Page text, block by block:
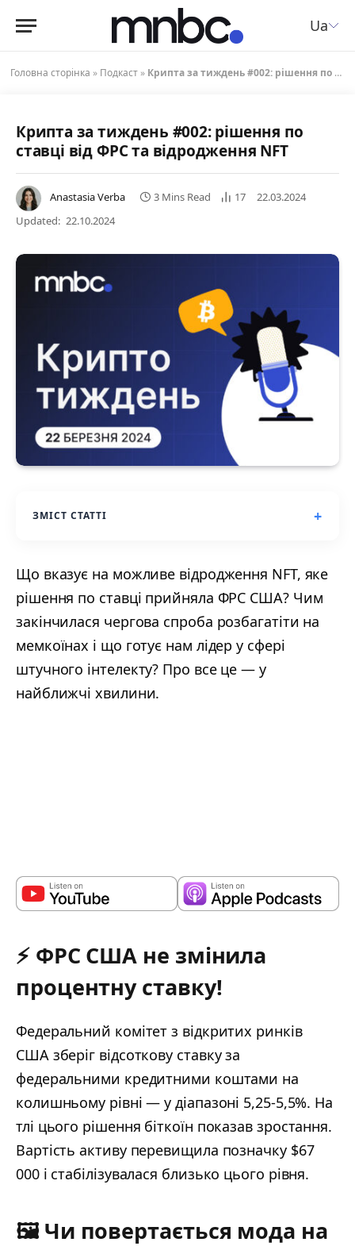
Ua
Головна сторінка » Подкаст » Крипта за тиждень #002: рішення по ставці від ФРС та відродження NFT
Крипта за тиждень #002: рішення по
ставці від ФРС та відродження NFT
Anastasia Verba 3 Mins Read 17
22.03.2024
Updated: 22.10.2024
ЗМІСТ СТАТТІ
Що вказує на можливе відродження NFT, яке
рішення по ставці прийняла ФРС США? Чим
закінчилася чергова спроба розбагатіти на
мемкоїнах і що готує нам лідер у сфері
штучного інтелекту? Про все це — у
найближчі хвилини.
⚡️ ФРС США не змінила
процентну ставку!
Федеральний комітет з відкритих ринків
США зберіг відсоткову ставку за
федеральними кредитними коштами на
колишньому рівні — у діапазоні 5,25-5,5%. На
тлі цього рішення біткоїн показав зростання.
Вартість активу перевищила позначку $67
000 і стабілізувалася близько цього рівня.
🖼 Чи повертається мода на